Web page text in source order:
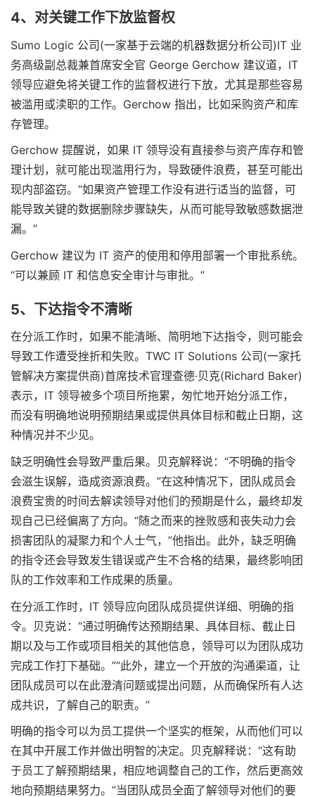
4、对关键工作下放监督权
Sumo Logic 公司(一家基于云端的机器数据分析公司)IT 业
务高级副总裁兼首席安全官 George Gerchow 建议道，IT
领导应避免将关键工作的监督权进行下放，尤其是那些容易
被滥用或渎职的工作。Gerchow 指出，比如采购资产和库
存管理。
Gerchow 提醒说，如果 IT 领导没有直接参与资产库存和管
理计划，就可能出现滥用行为，导致硬件浪费，甚至可能出
现内部盗窃。“如果资产管理工作没有进行适当的监督，可
能导致关键的数据删除步骤缺失，从而可能导致敏感数据泄
漏。”
Gerchow 建议为 IT 资产的使用和停用部署一个审批系统。
“可以兼顾 IT 和信息安全审计与审批。”
5、下达指令不清晰
在分派工作时，如果不能清晰、简明地下达指令，则可能会
导致工作遭受挫折和失败。TWC IT Solutions 公司(一家托
管解决方案提供商)首席技术官理查德·贝克(Richard Baker)
表示，IT 领导被多个项目所拖累，匆忙地开始分派工作，
而没有明确地说明预期结果或提供具体目标和截止日期，这
种情况并不少见。
缺乏明确性会导致严重后果。贝克解释说：“不明确的指令
会滋生误解，造成资源浪费。”在这种情况下，团队成员会
浪费宝贵的时间去解读领导对他们的预期是什么，最终却发
现自己已经偏离了方向。“随之而来的挫败感和丧失动力会
损害团队的凝聚力和个人士气，”他指出。此外，缺乏明确
的指令还会导致发生错误或产生不合格的结果，最终影响团
队的工作效率和工作成果的质量。
在分派工作时，IT 领导应向团队成员提供详细、明确的指
令。贝克说：“通过明确传达预期结果、具体目标、截止日
期以及与工作或项目相关的其他信息，领导可以为团队成功
完成工作打下基础。”“此外，建立一个开放的沟通渠道，让
团队成员可以在此澄清问题或提出问题，从而确保所有人达
成共识，了解自己的职责。”
明确的指令可以为员工提供一个坚实的框架，从而他们可以
在其中开展工作并做出明智的决定。贝克解释说：“这有助
于员工了解预期结果，相应地调整自己的工作，然后更高效
地向预期结果努力。”当团队成员全面了解领导对他们的要